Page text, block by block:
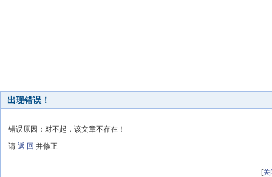
出现错误！
错误原因：对不起，该文章不存在！
请 返 回 并修正
[关